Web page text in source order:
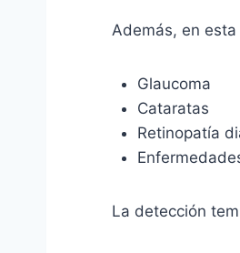
Además, en
Glaucoma
Cataratas
Retinopatía
La detección